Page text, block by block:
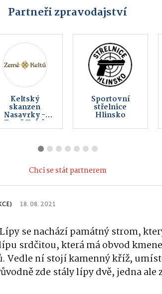
Partneři zpravodajství
Kovoart
Vojtěchov
MikeFix,
servis a prodej
telefonů
Chci se stát partnerem
18. 08. 2021
se nachází památný strom,
srdčitou, která má obvod
Vedle ní stojí kamenný kříž,
zde stály lípy dvě, jedna ale